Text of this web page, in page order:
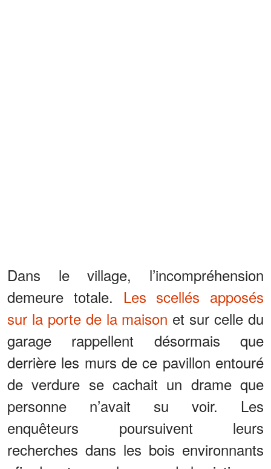
Dans le village, l’incompréhension
demeure totale. Les scellés apposés
sur la porte de la maison et sur celle du
garage rappellent désormais que
derrière les murs de ce pavillon entouré
de verdure se cachait un drame que
personne n’avait su voir. Les
enquêteurs poursuivent leurs
recherches dans les bois environnants